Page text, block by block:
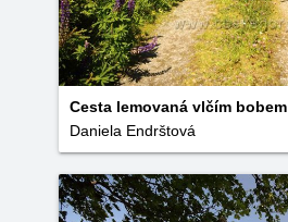
Cesta lemovaná vlčím bobem
Daniela Endrštová